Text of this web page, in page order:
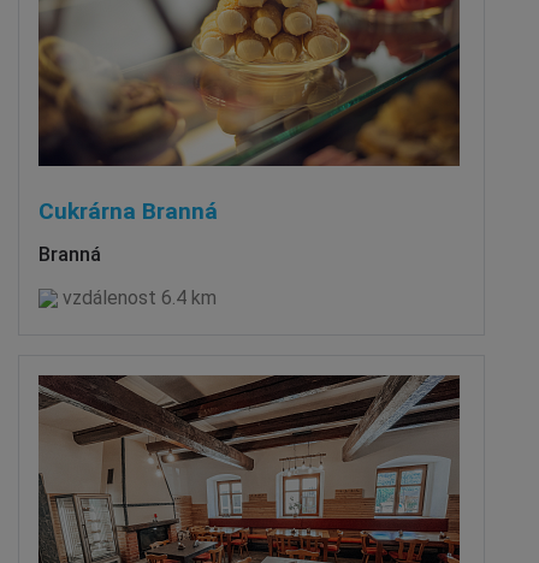
Cukrárna Branná
Branná
vzdálenost 6.4 km